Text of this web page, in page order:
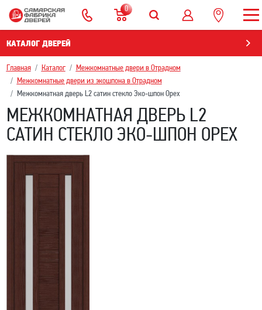
0
КАТАЛОГ ДВЕРЕЙ
Главная Каталог
Межкомнатные двери в Отрадном
Межкомнатные двери из экошпона в Отрадном
Межкомнатная дверь L2 сатин стекло Эко-шпон Орех
МЕЖКОМНАТНАЯ ДВЕРЬ L2
САТИН СТЕКЛО ЭКО-ШПОН ОРЕХ